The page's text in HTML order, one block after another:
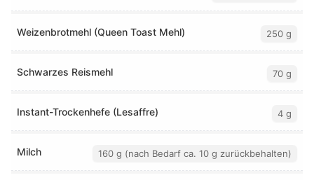
Weizenbrotmehl (Queen Toast Mehl) 250 g
Schwarzes Reismehl 70 g
Instant-Trockenhefe (Lesaffre) 4 g
Milch 160 g (nach Bedarf ca. 10 g zurückbehalten)